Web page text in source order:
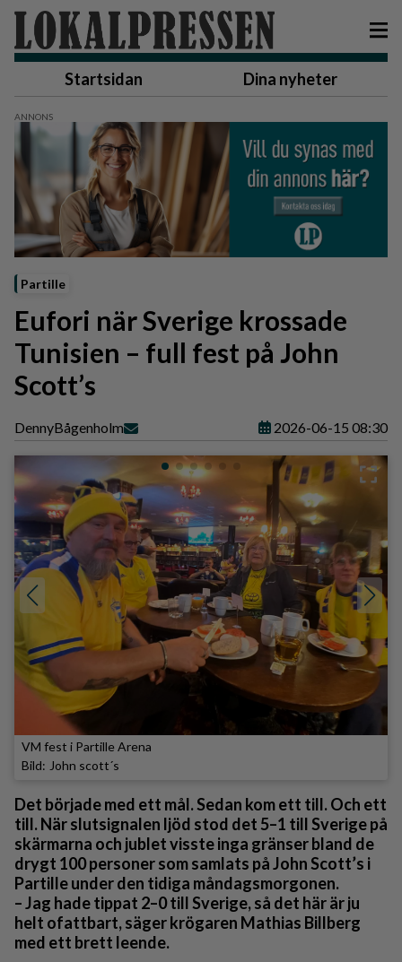
Startsidan Dina nyheter
Partille
Eufori när Sverige krossade
Tunisien – full fest på John
Scott’s
DennyBågenholm 2026-06-15 08:30
VM fest i Partille Arena
John scott´s
Det började med ett mål. Sedan kom ett till. Och ett
till. När slutsignalen ljöd stod det 5–1 till Sverige på
skärmarna och jublet visste inga gränser bland de
drygt 100 personer som samlats på John Scott’s i
Partille under den tidiga måndagsmorgonen.
– Jag hade tippat 2–0 till Sverige, så det här är ju
helt ofattbart, säger krögaren Mathias Billberg
med ett brett leende.